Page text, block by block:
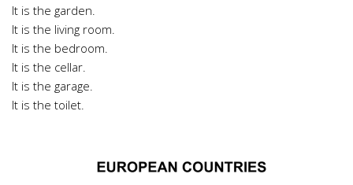
It is the garden.
It is the living room.
It is the bedroom.
It is the cellar.
It is the garage.
It is the toilet.